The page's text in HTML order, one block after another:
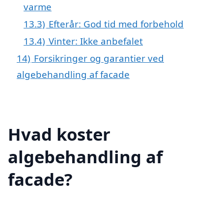
varme
13.3) Efterår: God tid med forbehold
13.4) Vinter: Ikke anbefalet
14) Forsikringer og garantier ved
algebehandling af facade
Hvad koster
algebehandling af
facade?